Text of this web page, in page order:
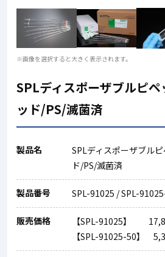
※画像を選択すると大きく表示されます。
SPLディスポーザブルピ
ッド/PS/滅菌済
製品名
SPLディスポーザブル
ド/PS/滅菌済
製品番号 SPL-91025 / SPL-
販売価格
【SPL-91025】
【SPL-91025-50】